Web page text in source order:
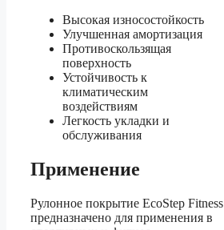
Высокая износостойкость
Улучшенная амортизация
Противоскользящая
поверхность
Устойчивость к
климатическим
воздействиям
Легкость укладки и
обслуживания
Применение
Рулонное покрытие EcoStep Fitness
предназначено для применения в